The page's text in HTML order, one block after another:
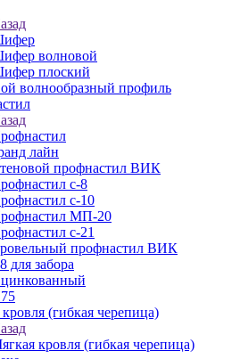
волновой
плоский
волнообразный профиль
лайн
профнастил ВИК
с-8
с-10
МП-20
с-21
профнастил ВИК
для забора
(гибкая черепица)
кровля (гибкая черепица)